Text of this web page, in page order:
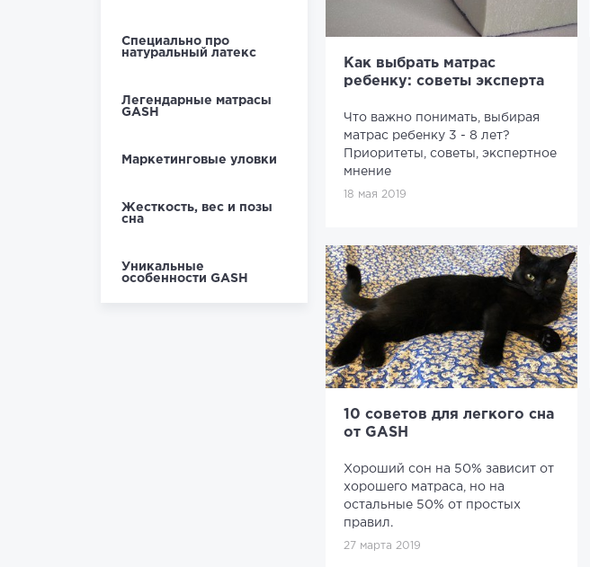
Специально про
натуральный латекс
Легендарные матрасы
GASH
Маркетинговые уловки
Жесткость, вес и позы
сна
Уникальные
особенности GASH
Как выбрать матрас
ребенку: советы эксперта
Что важно понимать, выбирая
матрас ребенку 3 - 8 лет?
Приоритеты, советы, экспертное
мнение
18 мая 2019
10 советов для легкого сна
от GASH
Хороший сон на 50% зависит от
хорошего матраса, но на
остальные 50% от простых
правил.
27 марта 2019